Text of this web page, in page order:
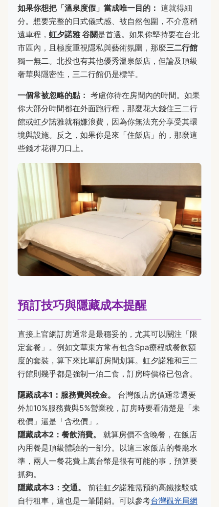
如果你想把「溫泉度假」當成唯一目的： 這就得細
分。想要完整的日式儀式感、被自然包圍，不介意稍
遠車程， 虹夕諾雅 谷關是首選。如果你堅持要在台北
市區內，且極度重視隱私與藝術氛圍，那麼三二行館
獨一無二。北投也有其他優秀溫泉飯店，但論及頂級
奢華與隱密性，三二行館仍是標竿。
一個常被忽略的點： 考慮你待在房間內的時間。如果
你大部分時間都在外面跑行程，那麼花大錢住三二行
館或虹夕諾雅就稍嫌浪費，因為你無法充分享受其環
境與設施。反之，如果你是來「住飯店」的，那麼這
些錢才花得刀口上。
預訂技巧與隱藏成本提醒
直接上官網訂房通常是最穩妥的，尤其可以關注「限
定套餐」。例如文華東方常有包含Spa療程或餐飲額
度的套裝，算下來比單訂房間划算。虹夕諾雅和三二
行館則幾乎都是強制一泊二食，訂房時價格已包含。
隱藏成本1：服務費與稅金。
台灣飯店房價通常還要
外加10%服務費與5%營業稅，訂房時要看清楚是「未
稅價」還是「含稅價」。
隱藏成本2：餐飲消費。
就算房價不含晚餐，在飯店
內用餐是頂級體驗的一部分。以這三家飯店的餐廳水
準，兩人一餐花費上萬台幣是很有可能的事，預算要
抓夠。
隱藏成本3：交通。
前往虹夕諾雅需預約高鐵接駁或
自行租車，這也是一筆開銷。可以參考台灣觀光局網